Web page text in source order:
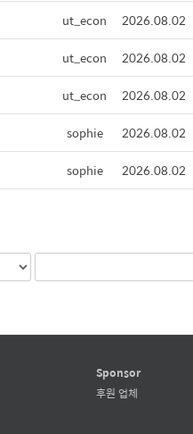
ut_econ 2026.08.02
ut_econ 2026.08.02
ut_econ 2026.08.02
sophie 2026.08.02
sophie 2026.08.02
Sponsor
후원 업체